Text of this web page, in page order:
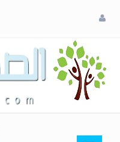
لونك
المفضل